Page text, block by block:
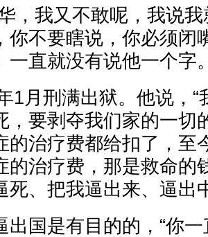
，我又不敢呢，我说
你不要瞎说，你必须闭
一直就没有说他一个字
1月刑满出狱。他说，“
，要剥夺我们家的一切
的治疗费都给扣了，至
的治疗费，那是救命的
死、把我逼出来、逼出
出国是有目的的，“你